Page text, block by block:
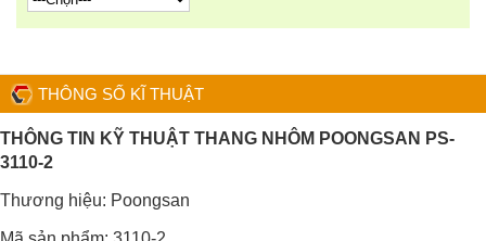
THÔNG SỐ KĨ THUẬT
THÔNG TIN KỸ THUẬT THANG NHÔM POONGSAN PS-
3110-2
Thương hiệu: Poongsan